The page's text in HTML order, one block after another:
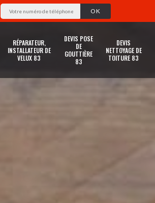
RÉPARATEUR,
INSTALLATEUR DE
VELUX 83
DEVIS POSE
DE
GOUTTIÈRE
83
DEVIS
NETTOYAGE DE
TOITURE 83